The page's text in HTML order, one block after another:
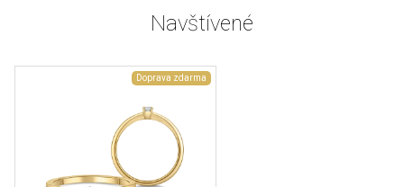
Navštívené
Doprava zdarma